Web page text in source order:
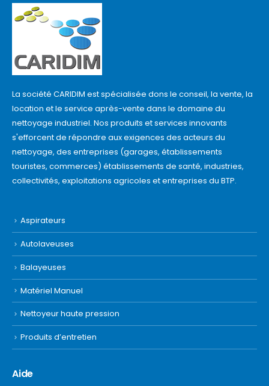
La société CARIDIM est spécialisée dons le conseil, la vente, la
location et le service après-vente dans le domaine du
nettoyage industriel. Nos produits et services innovants
s'efforcent de répondre aux exigences des acteurs du
nettoyage, des entreprises (garages, établissements
touristes, commerces) établissements de santé, industries,
collectivités, exploitations agricoles et entreprises du BTP.
Aspirateurs
Autolaveuses
Balayeuses
Matériel Manuel
Nettoyeur haute pression
Produits d’entretien
Aide